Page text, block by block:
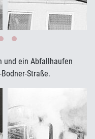
und ein Abfallhaufen
Straße.